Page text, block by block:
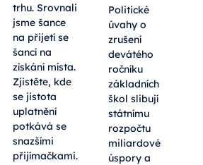
trhu. Srovnali
jsme šance
na přijetí se
šancí na
získání místa.
Zjistěte, kde
se jistota
uplatnění
potkává se
snazšími
přijímačkami.
Politické
úvahy o
zrušení
devátého
ročníku
základních
škol slibují
státnímu
rozpočtu
miliardové
úspory a